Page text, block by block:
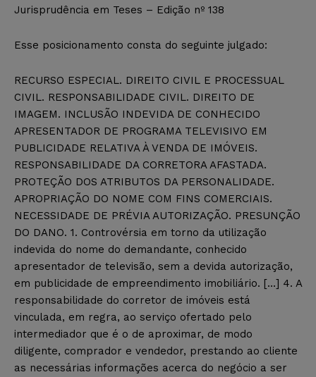
Jurisprudência em Teses – Edição nº 138
Esse posicionamento consta do seguinte julgado:
RECURSO ESPECIAL. DIREITO CIVIL E PROCESSUAL
CIVIL. RESPONSABILIDADE CIVIL. DIREITO DE
IMAGEM. INCLUSÃO INDEVIDA DE CONHECIDO
APRESENTADOR DE PROGRAMA TELEVISIVO EM
PUBLICIDADE RELATIVA À VENDA DE IMÓVEIS.
RESPONSABILIDADE DA CORRETORA AFASTADA.
PROTEÇÃO DOS ATRIBUTOS DA PERSONALIDADE.
APROPRIAÇÃO DO NOME COM FINS COMERCIAIS.
NECESSIDADE DE PRÉVIA AUTORIZAÇÃO. PRESUNÇÃO
DO DANO. 1. Controvérsia em torno da utilização
indevida do nome do demandante, conhecido
apresentador de televisão, sem a devida autorização,
em publicidade de empreendimento imobiliário. […] 4. A
responsabilidade do corretor de imóveis está
vinculada, em regra, ao serviço ofertado pelo
intermediador que é o de aproximar, de modo
diligente, comprador e vendedor, prestando ao cliente
as necessárias informações acerca do negócio a ser